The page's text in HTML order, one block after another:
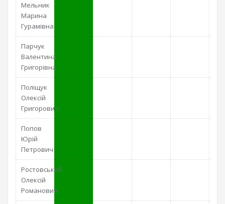
Мельник
Марина
Гурамівна
Парчук
Валентина
Григорівна
Поліщук
Олексій
Григорович
Попов
Юрій
Петрович
Ростовський
Олексій
Романович